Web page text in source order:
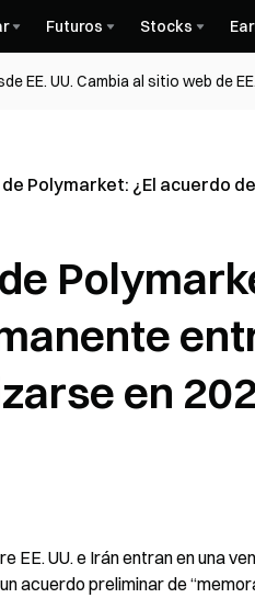
Futuros Stocks
EE. UU. Cambia al sitio web de
Polymarket: ¿El acuerdo
en
UU. e Irán entran en una
acuerdo preliminar de